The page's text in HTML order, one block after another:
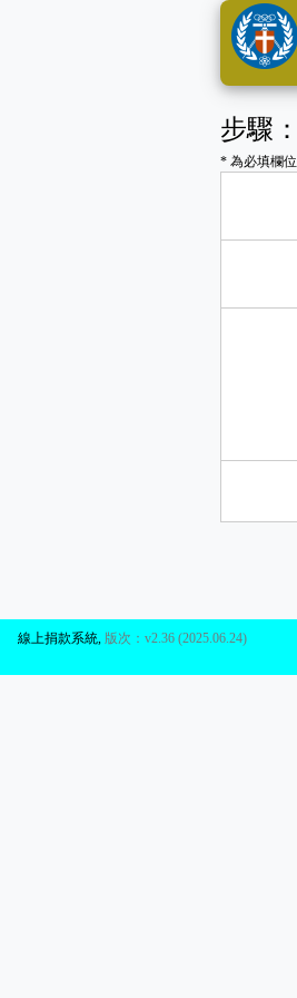
步驟：
* 為必填欄位
線上捐款系統 版次：v2.36 (2025.06.24)